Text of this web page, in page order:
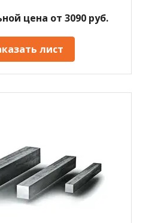
цена от 3090 руб.
лист